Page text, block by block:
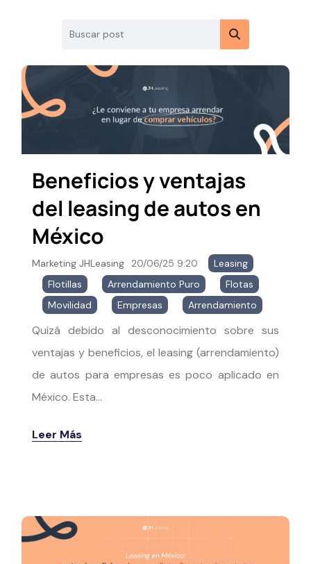
Beneficios y ventajas
del leasing de autos en
México
Marketing JHLeasing 20/06/25 9:20 Leasing
Flotillas
Arrendamiento Puro Flotas
Movilidad
Empresas Arrendamiento
Quizá debido al desconocimiento sobre sus
ventajas y beneficios, el leasing (arrendamiento)
de autos para empresas es poco aplicado en
México. Esta...
Leer Más